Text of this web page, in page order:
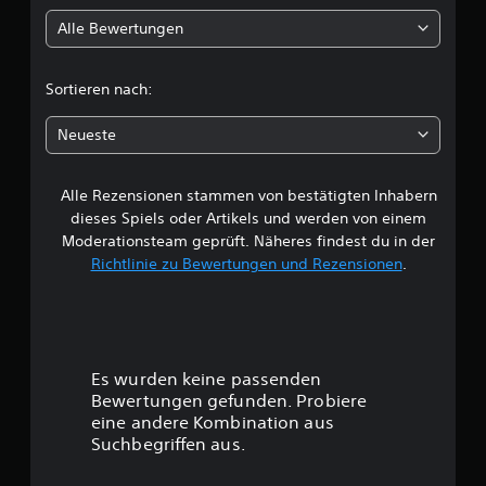
i
h
e
B
e
Alle Bewertungen
Sortieren nach:
Neueste
Alle Rezensionen stammen von bestätigten Inhabern
dieses Spiels oder Artikels und werden von einem
Moderationsteam geprüft. Näheres findest du in der
Richtlinie zu Bewertungen und Rezensionen.
Es wurden keine passenden
Bewertungen gefunden. Probiere
eine andere Kombination aus
Suchbegriffen aus.